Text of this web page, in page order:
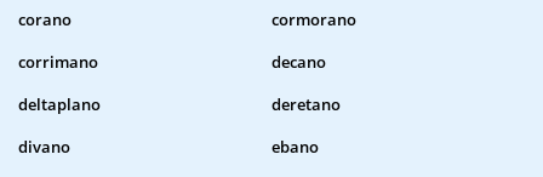
corano
cormorano
corrimano
decano
deltaplano
deretano
divano
ebano